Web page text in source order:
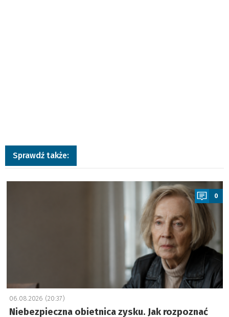
Sprawdź także:
a
0
06.08.2026 (20:37)
Niebezpieczna obietnica zysku. Jak rozpoznać